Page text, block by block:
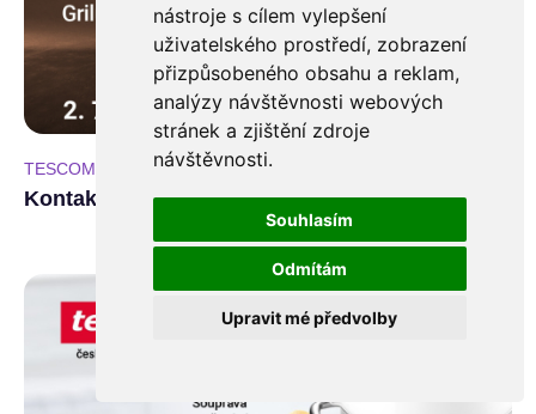
nástroje s cílem vylepšení
uživatelského prostředí, zobrazení
přizpůsobeného obsahu a reklam,
analýzy návštěvnosti webových
stránek a zjištění zdroje
návštěvnosti.
Souhlasím
Odmítám
Upravit mé předvolby
TESCOMA
Kontaktní gril PRESIDENT